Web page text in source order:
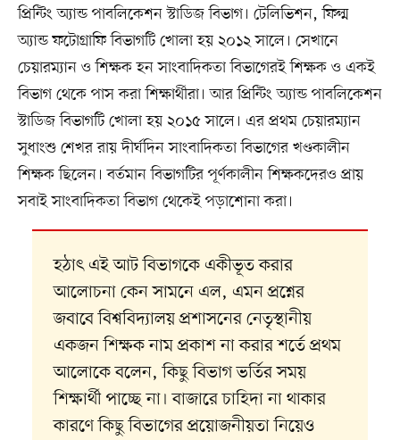
প্রিন্টিং অ্যান্ড পাবলিকেশন স্টাডিজ বিভাগ। টেলিভিশন, ফিল্ম
অ্যান্ড ফটোগ্রাফি বিভাগটি খোলা হয় ২০১২ সালে। সেখানে
চেয়ারম্যান ও শিক্ষক হন সাংবাদিকতা বিভাগেরই শিক্ষক ও একই
বিভাগ থেকে পাস করা শিক্ষার্থীরা। আর প্রিন্টিং অ্যান্ড পাবলিকেশন
স্টাডিজ বিভাগটি খোলা হয় ২০১৫ সালে। এর প্রথম চেয়ারম্যান
সুধাংশু শেখর রায় দীর্ঘদিন সাংবাদিকতা বিভাগের খণ্ডকালীন
শিক্ষক ছিলেন। বর্তমান বিভাগটির পূর্ণকালীন শিক্ষকদেরও প্রায়
সবাই সাংবাদিকতা বিভাগ থেকেই পড়াশোনা করা।
হঠাৎ এই আট বিভাগকে একীভূত করার
আলোচনা কেন সামনে এল, এমন প্রশ্নের
জবাবে বিশ্ববিদ্যালয় প্রশাসনের নেতৃস্থানীয়
একজন শিক্ষক নাম প্রকাশ না করার শর্তে প্রথম
আলোকে বলেন, কিছু বিভাগ ভর্তির সময়
শিক্ষার্থী পাচ্ছে না। বাজারে চাহিদা না থাকার
কারণে কিছু বিভাগের প্রয়োজনীয়তা নিয়েও